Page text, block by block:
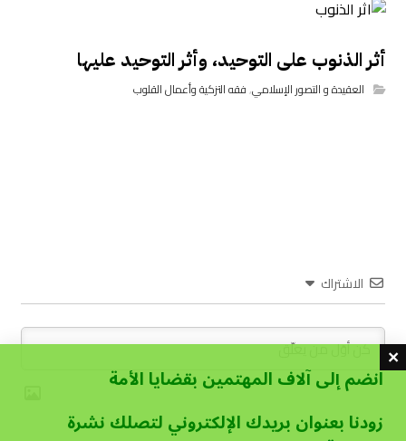
أثر الذنوب على التوحيد، وأثر التوحيد عليها
العقيدة و التصور الإسلامي,فقه التزكية وأعمال القلوب
الاشتراك
انضم إلى آلاف المهتمين بقضايا الأمة
زودنا بعنوان بريدك الإلكتروني لتصلك نشرة